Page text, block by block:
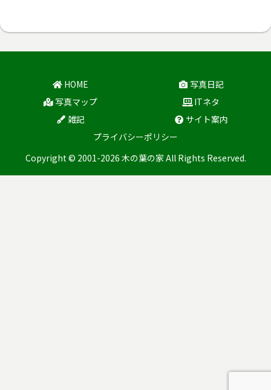
HOME
写真日記
写真マップ
ITネタ
雑記
サイト案内
プライバシーポリシー
Copyright © 2001-2026 木の葉の家 All Rights Reserved.